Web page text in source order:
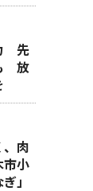
先
放
、肉
小
」